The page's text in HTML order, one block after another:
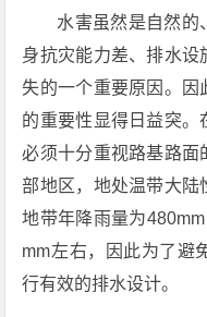
水害虽然是自然的
身抗灾能力差、排水设
失的一个重要原因。因
的重要性显得日益突。
必须十分重视路基路面
部地区，地处温带大陆
地带年降雨量为
mm左右，因此为了避
行有效的排水设计。